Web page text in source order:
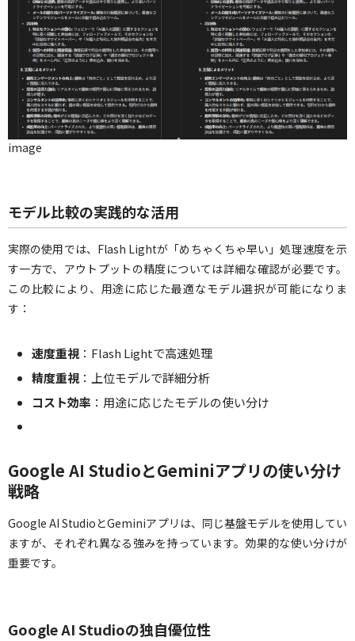
image
モデル比較の実践的な活用
実際の使用では、Flash Lightが「めちゃくちゃ早い」処理速度を示
す一方で、アウトプットの精度については詳細な確認が必要です。
この比較により、用途に応じた最適なモデル選択が可能になりま
す：
速度重視：Flash Lightで高速処理
精度重視：上位モデルで詳細分析
コスト効率 ：用途に応じたモデルの使い分け
Google AI StudioとGeminiアプリの使い分け
戦略
Google AI StudioとGeminiアプリは、同じ基盤モデルを使用してい
ますが、それぞれ異なる強みを持っています。効果的な使い分けが
重要です。
Google AI Studioの独自優位性